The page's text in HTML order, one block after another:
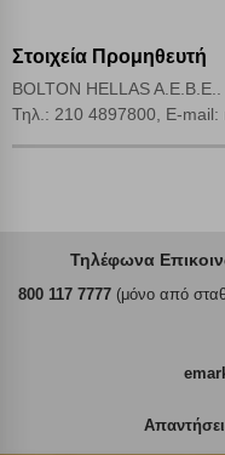
Στοιχεία Προμηθευτή
BOLTON HELLAS
Τηλ.: 210 4897800, E-
Τηλέφωνα
800 117 7777(μόνο από